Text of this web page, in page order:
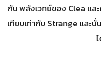
กัน พลังเวทย์ของ Clea แล
เทียบเท่ากับ Strange และ